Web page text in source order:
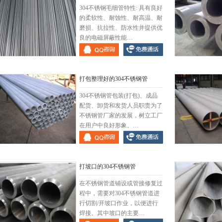
304不锈钢毛细管特性: 具有良好
的柔软性、耐蚀性、耐高温、耐
磨损、抗拉性、防水性并提供优
良的电磁屏蔽性能…
打包整理好的304不锈钢管
304不锈钢管包装(打包)、成品
配货、卸货和发货人员职责为了
不锈钢管厂家的发展，树立工厂
在用户中良好形象。…
打坡口的304不锈钢管
在不锈钢管道铺设或管接修复过
程中，需要对304不锈钢管道进
行切割/开坡口作业，以便进行
焊接。其中坡口的主要…